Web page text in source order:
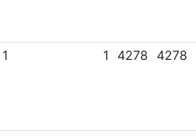
1 1 4278 4278